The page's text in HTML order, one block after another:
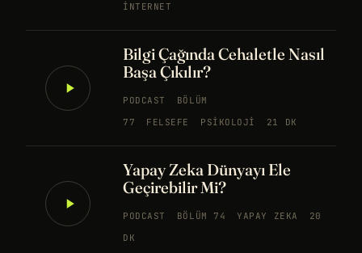
İNTERNET
Bilgi Çağında Cehaletle Nasıl
Başa Çıkılır?
PODCAST
BÖLÜM
77
FELSEFE PSIKOLOJI 21 DK
Yapay Zeka Dünyayı Ele
Geçirebilir Mi?
PODCAST BÖLÜM 74 YAPAY ZEKA
20
DK